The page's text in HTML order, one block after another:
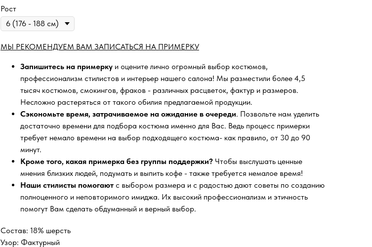
Рост
МЫ РЕКОМЕНДУЕМ ВАМ ЗАПИСАТЬСЯ НА ПРИМЕРКУ
Запишитесь на примерку и оцените лично огромный выбор костюмов,
профессионализм стилистов и интерьер нашего салона! Мы разместили более 4,5
тысяч костюмов, смокингов, фраков - различных расцветок, фактур и размеров.
Несложно растеряться от такого обилия предлагаемой продукции.
Сэкономьте время, затрачиваемое на ожидание в очереди. Позвольте нам уделить
достаточно времени для подбора костюма именно для Вас. Ведь процесс примерки
требует немало времени на выбор подходящего костюма- как правило, от 30 до 90
минут.
Кроме того, какая примерка без группы поддержки? Чтобы выслушать ценные
мнения близких людей, подумать и выпить кофе - также требуется немалое время!
Наши стилисты помогают с выбором размера и с радостью дают советы по созданию
полноценного и неповторимого имиджа. Их высокий профессионализм и этичность
помогут Вам сделать обдуманный и верный выбор.
Состав: 18% шерсть
Узор: Фактурный